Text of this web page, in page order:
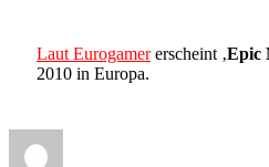
Laut Eurogamererscheint ‚Epic
2010 in Europa.